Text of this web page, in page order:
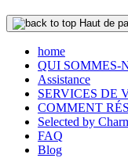
Haut de
home
QUI SOMMES-
Assistance
SERVICES DE
COMMENT
Selected by
FAQ
Blog